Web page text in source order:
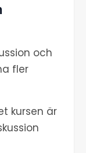
och
fler
kursen är